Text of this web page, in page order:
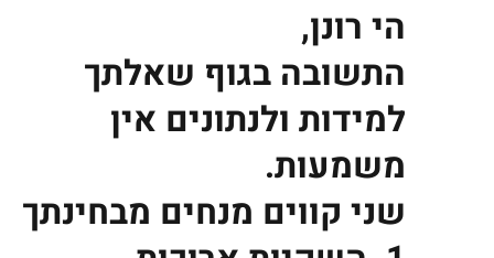
הי רונן,
התשובה בגוף שאלתך
למידות ולנתונים אין
משמעות.
שני קווים מנחים מבחינתך